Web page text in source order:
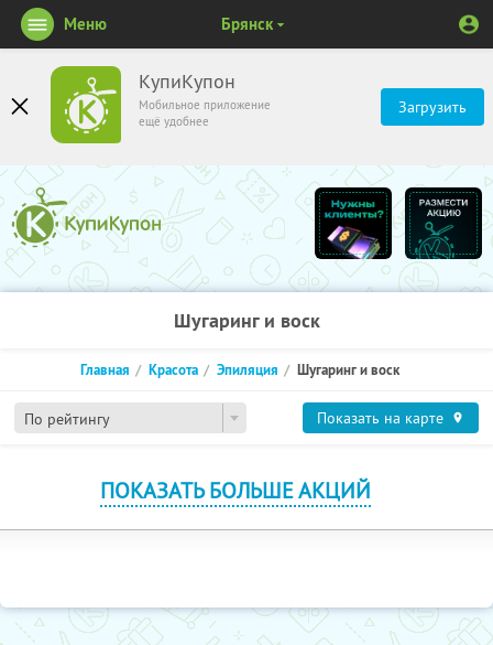
КупиКупон
Мобильное приложение
ещё удобнее
Загрузить
Меню Брянск
Шугаринг и воск
По рейтингу
Главная Красота Эпиляция Шугаринг и воск
Показать на карте
ПОКАЗАТЬ БОЛЬШЕ АКЦИЙ